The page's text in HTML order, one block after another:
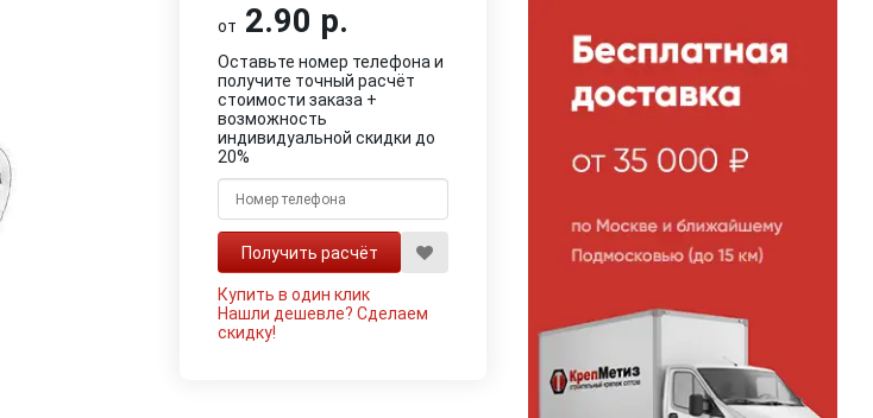
от 2.90 р.
Оставьте номер телефона и
получите точный расчёт
стоимости заказа +
возможность
индивидуальной скидки до
20%
Купить в один клик
Нашли дешевле?Сделаем
скидку!